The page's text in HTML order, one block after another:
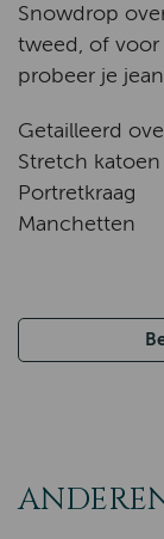
Snowdrop
tweed, of
probeer je
Getailleerd
Stretch katoen
Portretkraag
Manchetten